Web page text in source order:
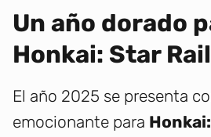
Un año dorado
Honkai: Star Rail
El año 2025 se presenta
emocionante para